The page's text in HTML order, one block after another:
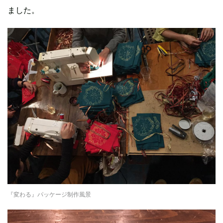
ました。
『変わる』パッケージ制作風景